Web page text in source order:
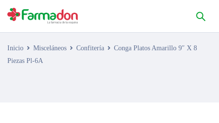
Inicio Misceláneos Confitería
Conga Platos Amarillo 9″ X 8
Piezas Pl-6A